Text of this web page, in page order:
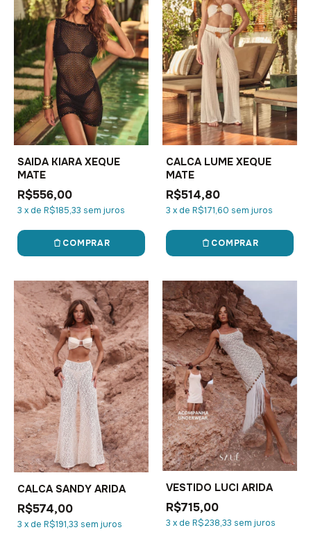
SAIDA KIARA XEQUE
MATE
R$556,00
3 xde R$185,33 sem juros
COMPRAR
CALCA LUME XEQUE
MATE
R$514,80
3 xde R$171,60 sem juros
COMPRAR
CALCA SANDY ARIDA
R$574,00
3 xde R$191,33 sem juros
VESTIDO LUCI ARIDA
R$715,00
3 xde R$238,33 sem juros